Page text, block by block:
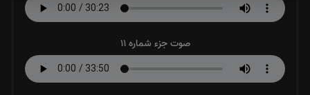
صوت جزء شماره 11